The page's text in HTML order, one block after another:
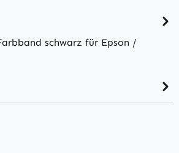
schwarz für Epson /